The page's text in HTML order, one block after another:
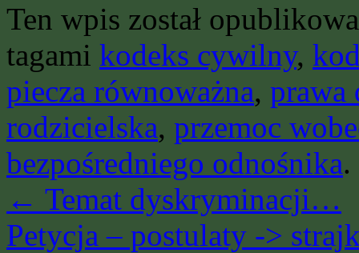
Ten wpis został
tagami kodeks cywilny,
piecza równoważna, prawa
rodzicielska, przemoc
bezpośredniego odnośnika.
← Temat dyskryminacji…
Petycja – postulaty ->